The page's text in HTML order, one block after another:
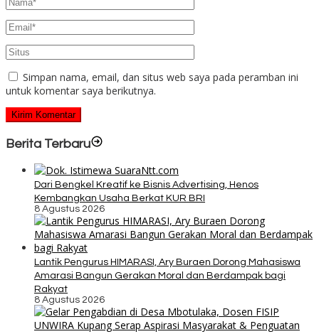
Simpan nama, email, dan situs web saya pada peramban ini
untuk komentar saya berikutnya.
Berita Terbaru
Dari Bengkel Kreatif ke Bisnis Advertising, Henos
Kembangkan Usaha Berkat KUR BRI
8 Agustus 2026
Lantik Pengurus HIMARASI, Ary Buraen Dorong Mahasiswa
Amarasi Bangun Gerakan Moral dan Berdampak bagi
Rakyat
8 Agustus 2026